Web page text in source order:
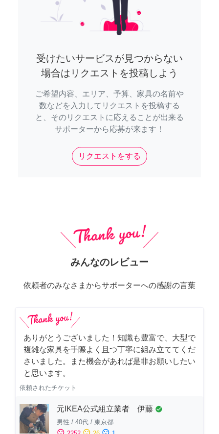
受けたいサービスが見つからない
場合はリクエストを投稿しよう
ご希望内容、エリア、予算、家具の名前や
数などを入力してリクエストを投稿する
と、そのリクエストに応えることが出来る
サポーターから応募が来ます！
リクエストをする
みんなのレビュー
依頼者のみなさまからサポーターへの感謝の言葉
ありがとうございました！知識も豊富で、大型で
複雑な家具を手際よく且つ丁寧に組み立ててくだ
さいました。また機会があれば是非お願いしたい
と思います。
依頼されたチケット
元IKEA公式組立業者 伊藤 check_circle
男性 / 40代 / 東京都